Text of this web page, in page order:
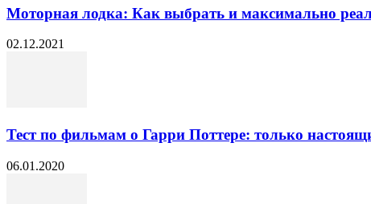
Моторная лодка: Как выбрать и максимально
02.12.2021
Тест по фильмам о Гарри Поттере: только
06.01.2020